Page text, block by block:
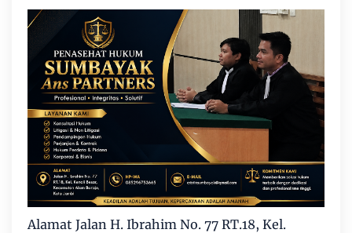
Alamat Jalan H. Ibrahim No. 77 RT.18, Kel.